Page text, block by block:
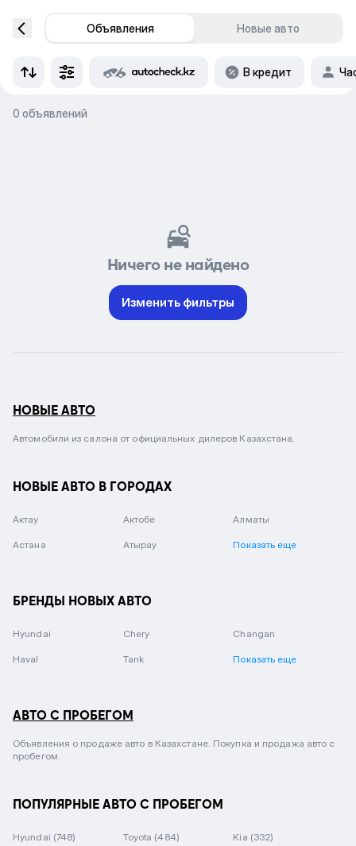
Объявления Новые авто
В кредит
0 объявлений
Ничего не найдено
Изменить фильтры
НОВЫЕ АВТО
Автомобили из салона от официальных дилеров Казахстана.
НОВЫЕ АВТО В ГОРОДАХ
Актау Актобе Алматы
Астана Атырау Показать еще
БРЕНДЫ НОВЫХ АВТО
Hyundai Chery Changan
Haval Tank Показать еще
АВТО С ПРОБЕГОМ
Объявления о продаже авто в Казахстане. Покупка и продажа авто с
пробегом.
ПОПУЛЯРНЫЕ АВТО С ПРОБЕГОМ
Hyundai (748) Toyota (484) Kia (332)